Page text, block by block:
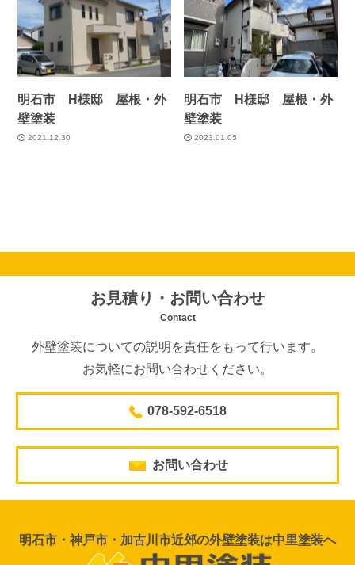
明石市 H様邸 屋根・外
壁塗装
2021.12.30
明石市 H様邸 屋根・外
壁塗装
2023.01.05
お見積り・お問い合わせ
Contact
外壁塗装についての説明を責任をもって行います。
お気軽にお問い合わせください。
078-592-6518
お問い合わせ
明石市・神戸市・加古川市近郊の外壁塗装は中里塗装へ